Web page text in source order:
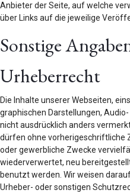
Anbieter der Seite, auf welche
über Links auf die jeweilige
Sonstige
Urheberrecht
Die Inhalte unserer Webseiten,
graphischen Darstellungen,
nicht ausdrücklich anders
dürfen ohne
oder gewerbliche Zwecke
wiederverwertet, neu
benutzt werden. Wir weisen
Urheber- oder sonstigen